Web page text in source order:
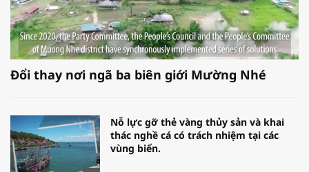
Đổi thay nơi ngã ba biên giới Mường Nhé
Nỗ lực gỡ thẻ vàng thủy sản và khai
thác nghề cá có trách nhiệm tại các
vùng biển.